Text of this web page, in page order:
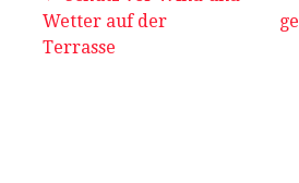
Wetter auf der
Terrasse